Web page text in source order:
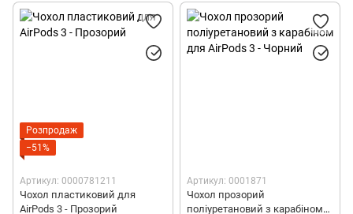
Полікарбонатні чохли для AirPods 3
Поліуретанові чохли для AirPods 3
Силіконові чохли для AirPods Pro 2
Полікарбонатні чохли для AirPods Pro 2
Розпродаж
−51%
Артикул: 0000781211
Чохол пластиковий для
AirPods 3 - Прозорий
Артикул: 0001871
Чохол прозорий
поліуретановий з карабіном